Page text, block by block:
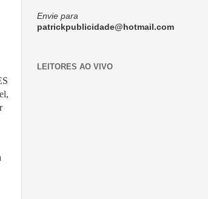
Envie para
patrickpublicidade@hotmail.com
LEITORES AO VIVO